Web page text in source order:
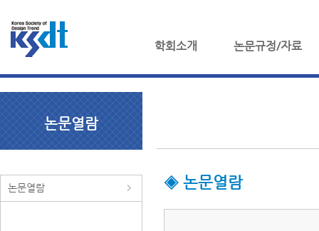
학회소개 논문규정/자료
논문열람
논문열람 ◈ 논문열람